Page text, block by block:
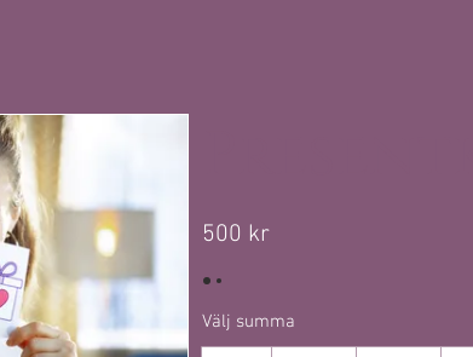
500 kr
Välj summa